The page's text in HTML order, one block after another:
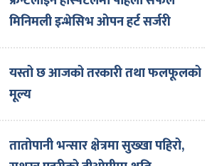
मिनिमली इन्भेसिभ ओपन हर्ट सर्जरी
यस्तो छ आजको तरकारी तथा फलफूलको
मूल्य
तातोपानी भन्सार क्षेत्रमा सुख्खा पहिरो,